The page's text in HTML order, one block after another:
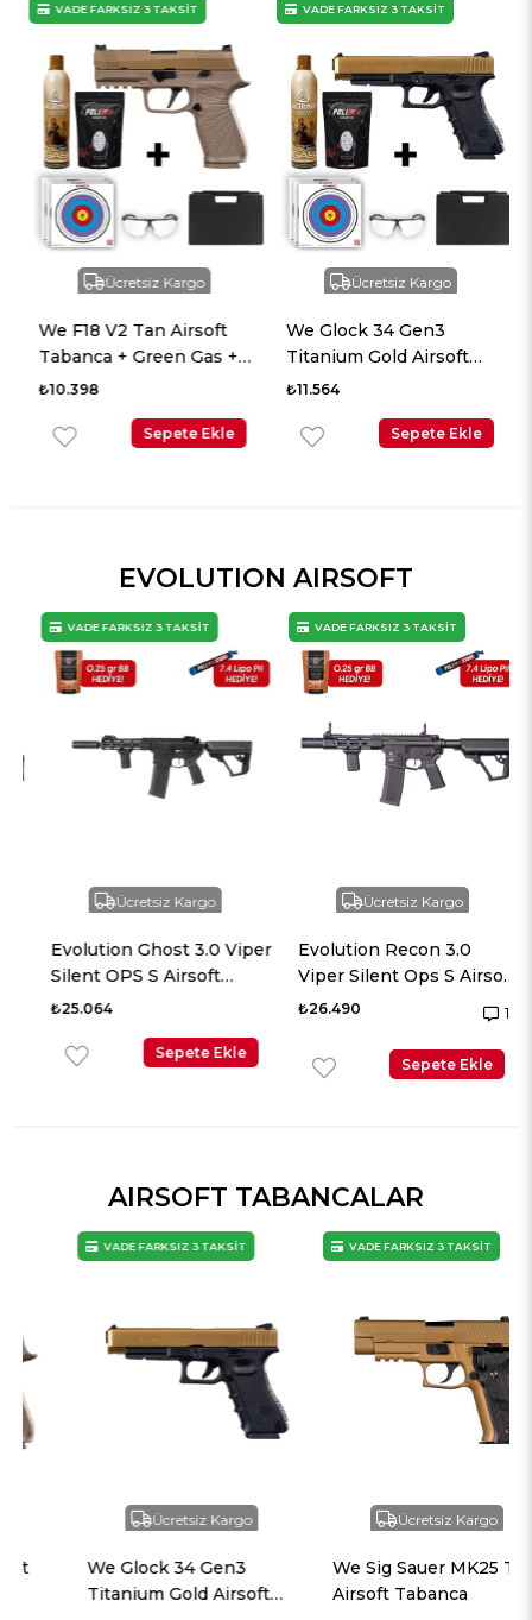
Ücretsiz Kargo
We F18 V2 Tan Airsoft
Tabanca + Green Gas +
0.20gr BB + Taşıma
₺10.398
Sepete Ekle
VADE FARKSIZ 3 TAKSİT
Ücretsiz Kargo
We Glock 34 Gen3
Titanium Gold Airsoft
Tabanca + Green Gas +
Çantası + Balistik Gözlük
₺11.564
Sepete Ekle
VADE FARKSIZ 3 TAKSİT
EVOLUTION AIRSOFT
Ücretsiz Kargo
Evolution Ghost 3.0 Viper
Silent OPS S Airsoft
Tüfeği + 7.4v LiPo Pil
₺25.064
Sepete Ekle
VADE FARKSIZ 3 TAKSİT
Ücretsiz Kargo
Evolution Recon 3.0
Viper Silent Ops S Airsoft
Tüfeği + 7.4v LiPo Pil
1
₺26.490
Sepete Ekle
VADE FARKSIZ 3 TAKSİT
AIRSOFT TABANCALAR
Ücretsiz Kargo
We Glock 34 Gen3
Titanium Gold Airsoft
VADE FARKSIZ 3 TAKSİT
Ücretsiz Kargo
We Sig Sauer MK25 Tan
Airsoft Tabanca
VADE FARKSIZ 3 TAKSİT